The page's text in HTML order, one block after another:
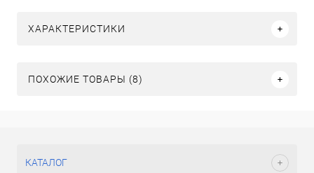
ХАРАКТЕРИСТИКИ
ПОХОЖИЕ ТОВАРЫ (8)
КАТАЛОГ